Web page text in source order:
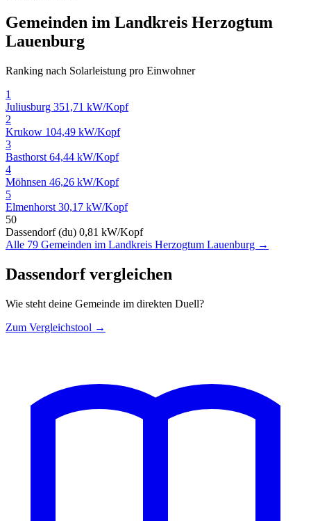
Gemeinden im Landkreis Herzogtum
Lauenburg
Ranking nach Solarleistung pro Einwohner
1
Juliusburg 351,71 kW/Kopf
2
Krukow 104,49 kW/Kopf
3
Basthorst 64,44 kW/Kopf
4
Möhnsen 46,26 kW/Kopf
5
Elmenhorst 30,17 kW/Kopf
50
Dassendorf (du) 0,81 kW/Kopf
Alle 79 Gemeinden im Landkreis Herzogtum Lauenburg →
Dassendorf vergleichen
Wie steht deine Gemeinde im direkten Duell?
Zum Vergleichstool →